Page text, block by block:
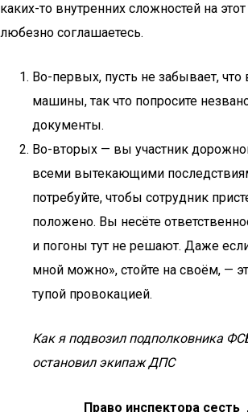
каких-то внутренних сложностей на
любезно соглашаетесь.
Во-первых, пусть не забывает,
машины, так что попросите
документы.
Во-вторых — вы участник
всеми вытекающими
потребуйте, чтобы сотрудник
положено. Вы несёте
и погоны тут не решают. Даже
мной можно», стойте на своём, —
тупой провокацией.
Как я подвозил подполковника
остановил экипаж ДПС
Право инспектора сесть